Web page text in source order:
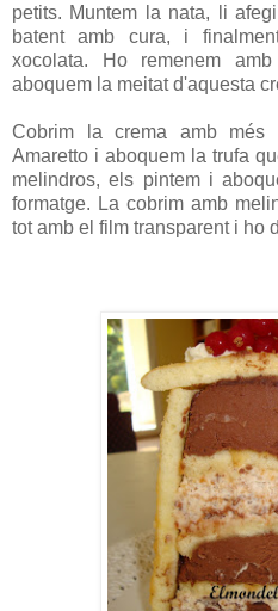
petits. Muntem la nata, li
batent amb cura, i
xocolata. Ho remenem
aboquem la meitat d'aquesta
Cobrim la crema amb més
Amaretto i aboquem la trufa
melindros, els pintem i
formatge. La cobrim amb
tot amb el film transparent i ho